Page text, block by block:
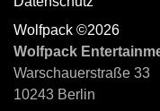
Wolfpack ©2026
Wolfpack
Warschauerstraße 33
10243 Berlin